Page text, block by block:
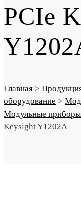
PCIe
Главная >
оборудование >
Модульные приборы
Keysight Y1202A